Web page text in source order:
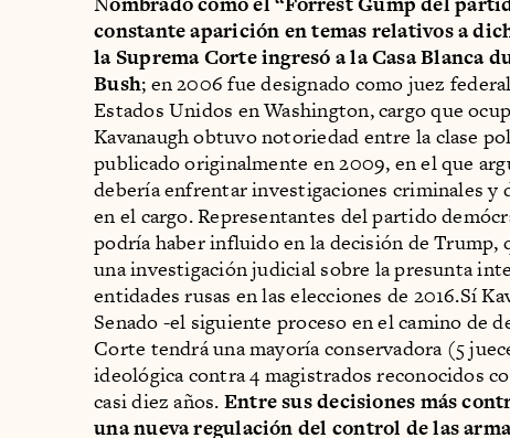
constante aparición en temas relativos a
la Suprema Corte ingresó a la Casa Blanca
Bush; en 2006 fue designado como juez
Estados Unidos en Washington, cargo que
Kavanaugh obtuvo notoriedad entre la clase
publicado originalmente en 2009, en el que
debería enfrentar investigaciones criminales y
en el cargo. Representantes del partido
podría haber influido en la decisión de Trump,
una investigación judicial sobre la presunta
entidades rusas en las elecciones de 2016.Sí
Senado -el siguiente proceso en el camino de
Corte tendrá una mayoría conservadora (5
ideológica contra 4 magistrados reconocidos
casi diez años. Entre sus decisiones más
una nueva regulación del control de las